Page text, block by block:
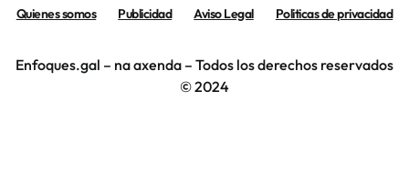
Quienes somos Publicidad Aviso Legal Politicas de privacidad
Enfoques.gal – na axenda – Todos los derechos reservados
© 2024